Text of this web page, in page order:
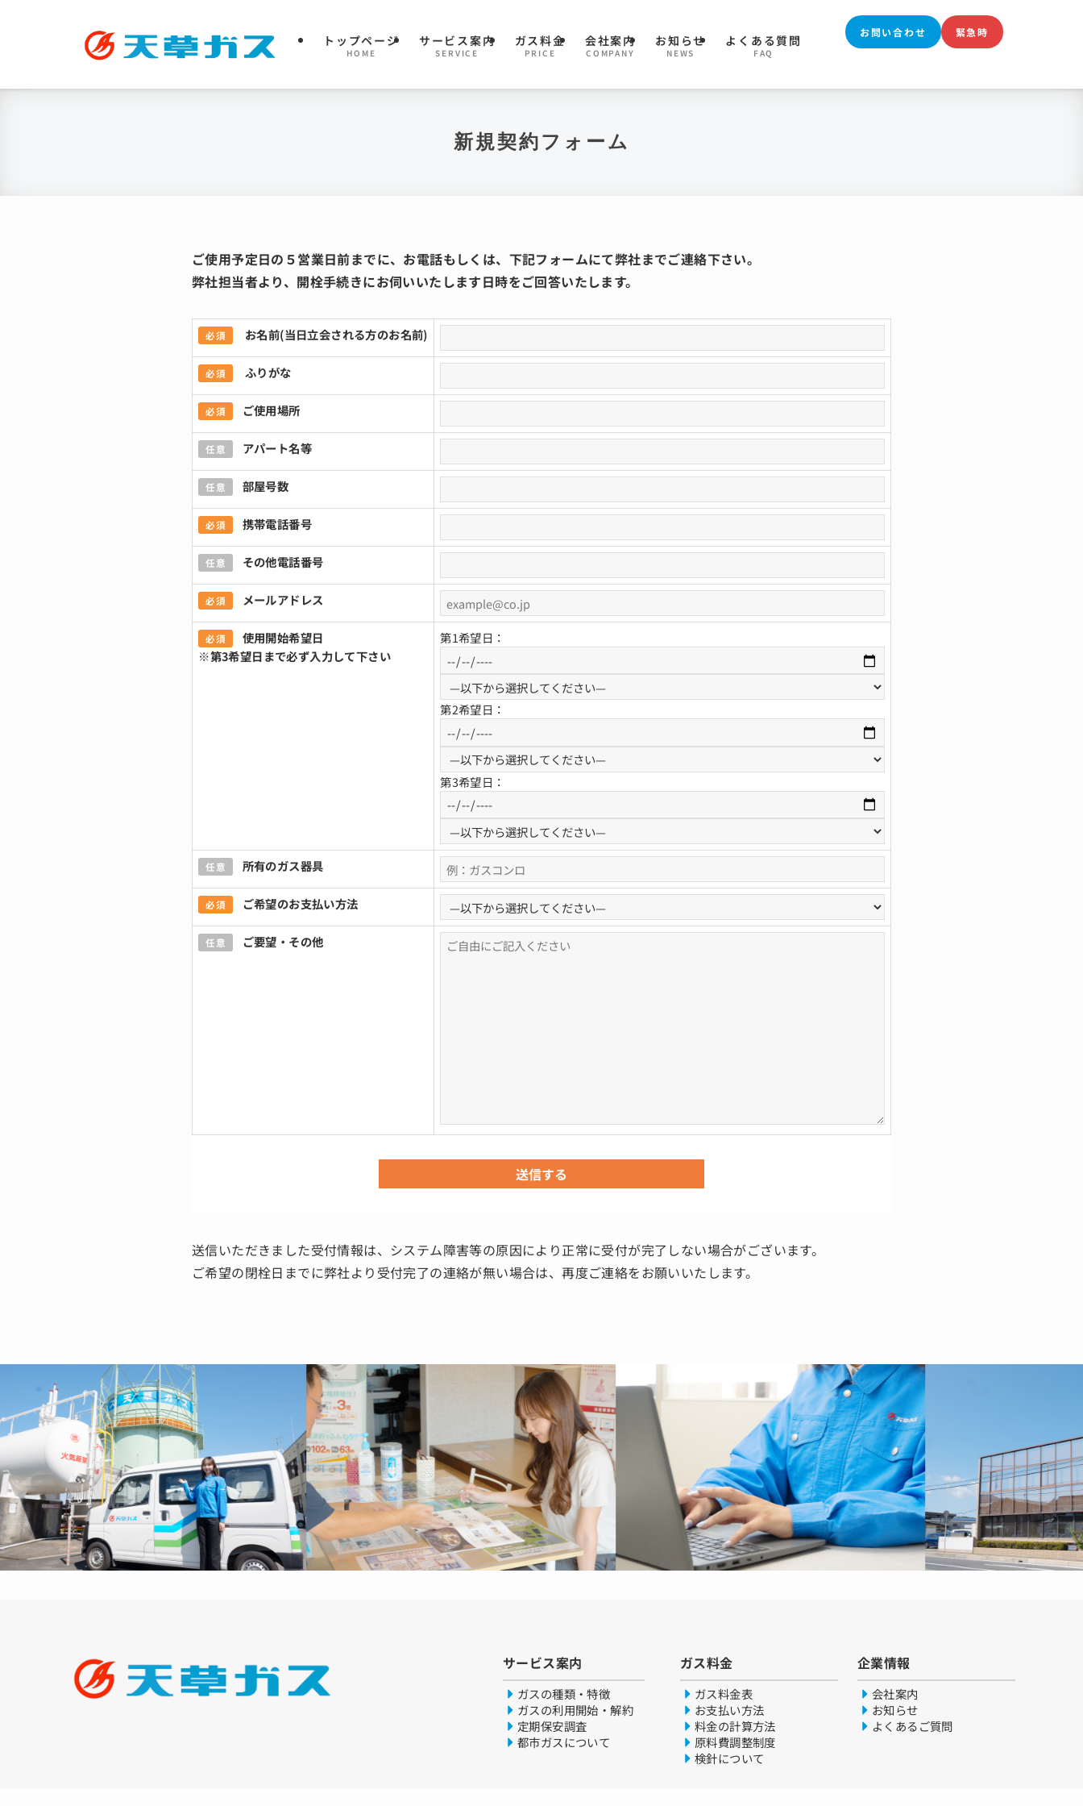
トップページ
HOME
サービス案内
SERVICE
ガス料金
PRICE
会社案内
COMPANY
お知らせ
NEWS
よくある質問
FAQ
お問い合わせ 緊急時
新規契約フォーム
ご使用予定日の５営業日前までに、お電話もしくは、下記フォームにて弊社までご連絡下さい。
弊社担当者より、開栓手続きにお伺いいたします日時をご回答いたします。
必須 お名前(当日立会される方のお名前)
必須 ふりがな
必須 ご使用場所
任意 アパート名等
任意 部屋号数
必須 携帯電話番号
任意 その他電話番号
必須 メールアドレス
必須
使用開始希望日
※第3希望日まで必ず入力して下さい
第1希望日：
第2希望日：
第3希望日：
任意 所有のガス器具
必須 ご希望のお支払い方法
任意 ご要望・その他
送信いただきました受付情報は、システム障害等の原因により正常に受付が完了しない場合がございます。
ご希望の閉栓日までに弊社より受付完了の連絡が無い場合は、再度ご連絡をお願いいたします。
サービス案内
ガスの種類・特徴
ガスの利用開始・解約
定期保安調査
都市ガスについて
ガス料金
ガス料金表
お支払い方法
料金の計算方法
原料費調整制度
検針について
企業情報
会社案内
お知らせ
よくあるご質問